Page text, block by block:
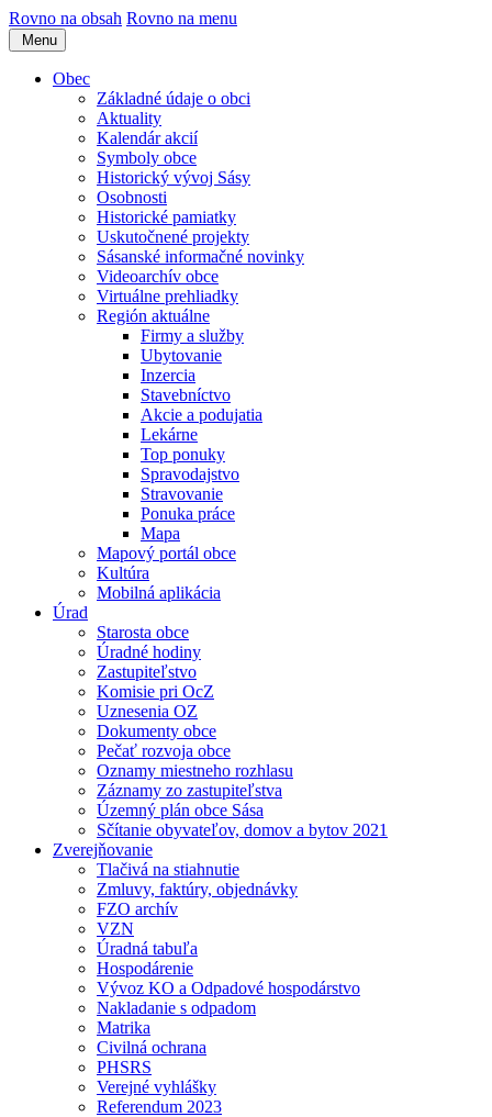
Rovno na obsah Rovno na menu
Menu
Obec
Základné údaje o obci
Aktuality
Kalendár akcií
Symboly obce
Historický vývoj Sásy
Osobnosti
Historické pamiatky
Uskutočnené projekty
Sásanské informačné novinky
Videoarchív obce
Virtuálne prehliadky
Región aktuálne
Firmy a služby
Ubytovanie
Inzercia
Stavebníctvo
Akcie a podujatia
Lekárne
Top ponuky
Spravodajstvo
Stravovanie
Ponuka práce
Mapa
Mapový portál obce
Kultúra
Mobilná aplikácia
Úrad
Starosta obce
Úradné hodiny
Zastupiteľstvo
Komisie pri OcZ
Uznesenia OZ
Dokumenty obce
Pečať rozvoja obce
Oznamy miestneho rozhlasu
Záznamy zo zastupiteľstva
Územný plán obce Sása
Sčítanie obyvateľov, domov a bytov 2021
Zverejňovanie
Tlačivá na stiahnutie
Zmluvy, faktúry, objednávky
FZO archív
VZN
Úradná tabuľa
Hospodárenie
Vývoz KO a Odpadové hospodárstvo
Nakladanie s odpadom
Matrika
Civilná ochrana
PHSRS
Verejné vyhlášky
Referendum 2023